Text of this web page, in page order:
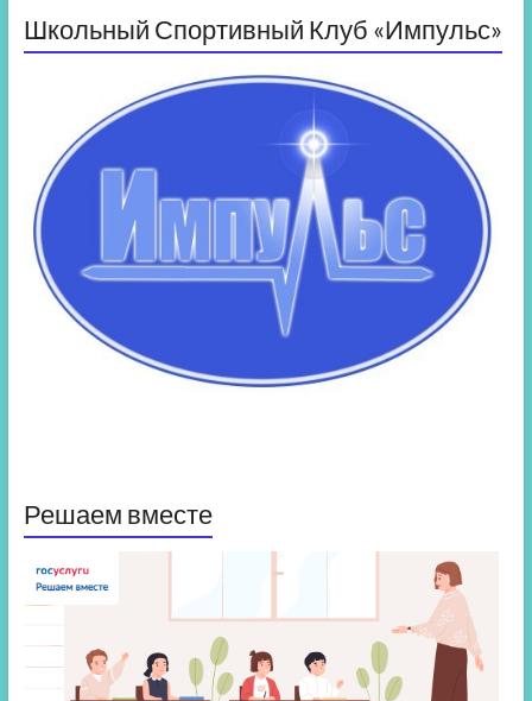
Школьный Спортивный Клуб «Импульс»
Решаем вместе